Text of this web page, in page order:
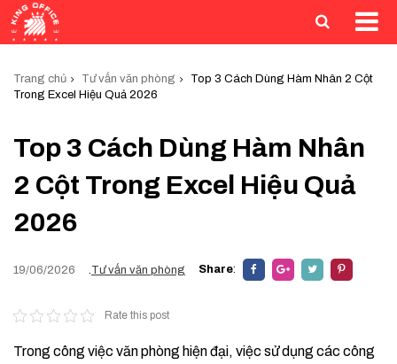
Trang chủ Tư vấn văn phòng
Top 3 Cách Dùng Hàm Nhân 2 Cột
Trong Excel Hiệu Quả 2026
Top 3 Cách Dùng Hàm Nhân
2 Cột Trong Excel Hiệu Quả
2026
19/06/2026 Tư vấn văn phòng Share:
Rate this post
Trong công việc văn phòng hiện đại, việc sử dụng các công